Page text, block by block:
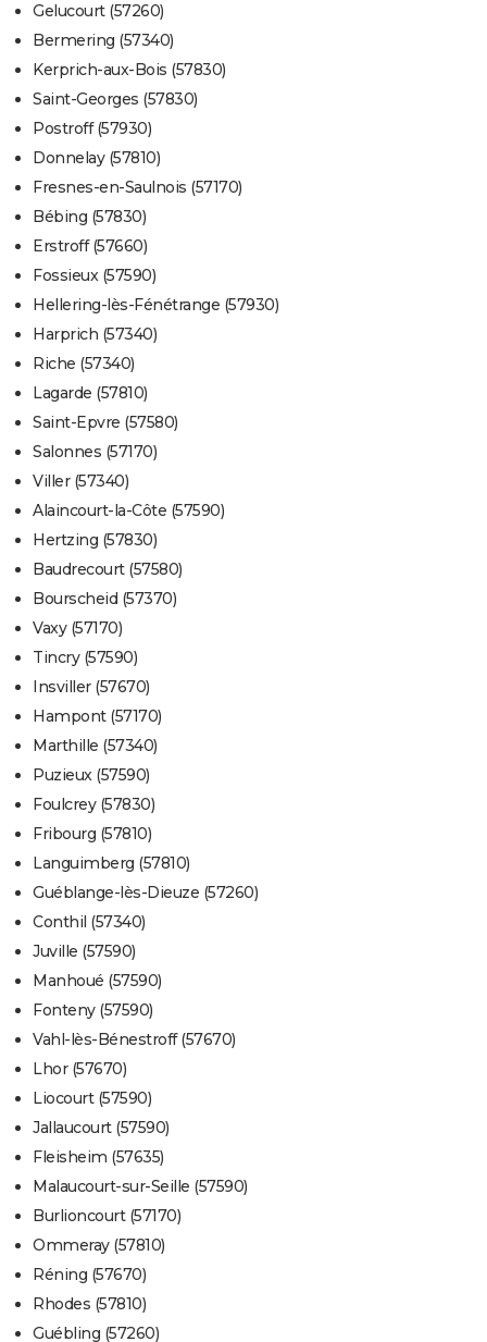
Gelucourt (57260)
Bermering (57340)
Kerprich-aux-Bois (57830)
Saint-Georges (57830)
Postroff (57930)
Donnelay (57810)
Fresnes-en-Saulnois (57170)
Bébing (57830)
Erstroff (57660)
Fossieux (57590)
Hellering-lès-Fénétrange (57930)
Harprich (57340)
Riche (57340)
Lagarde (57810)
Saint-Epvre (57580)
Salonnes (57170)
Viller (57340)
Alaincourt-la-Côte (57590)
Hertzing (57830)
Baudrecourt (57580)
Bourscheid (57370)
Vaxy (57170)
Tincry (57590)
Insviller (57670)
Hampont (57170)
Marthille (57340)
Puzieux (57590)
Foulcrey (57830)
Fribourg (57810)
Languimberg (57810)
Guéblange-lès-Dieuze (57260)
Conthil (57340)
Juville (57590)
Manhoué (57590)
Fonteny (57590)
Vahl-lès-Bénestroff (57670)
Lhor (57670)
Liocourt (57590)
Jallaucourt (57590)
Fleisheim (57635)
Malaucourt-sur-Seille (57590)
Burlioncourt (57170)
Ommeray (57810)
Réning (57670)
Rhodes (57810)
Guébling (57260)